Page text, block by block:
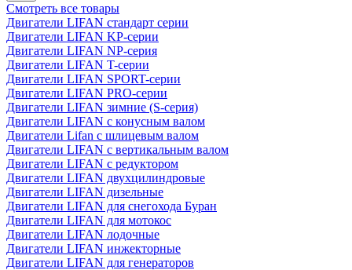
Смотреть все товары
Двигатели LIFAN стандарт серии
Двигатели LIFAN KP-серии
Двигатели LIFAN NP-серия
Двигатели LIFAN T-серии
Двигатели LIFAN SPORT-серии
Двигатели LIFAN PRO-серии
Двигатели LIFAN зимние (S-серия)
Двигатели LIFAN с конусным валом
Двигатели Lifan с шлицевым валом
Двигатели LIFAN с вертикальным валом
Двигатели LIFAN с редуктором
Двигатели LIFAN двухцилиндровые
Двигатели LIFAN дизельные
Двигатели LIFAN для снегохода Буран
Двигатели LIFAN для мотокос
Двигатели LIFAN лодочные
Двигатели LIFAN инжекторные
Двигатели LIFAN для генераторов